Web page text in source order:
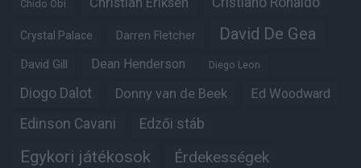
Chido Obi
Crystal Palace Darren Fletcher David De Gea
David Gill Dean Henderson Diego Leon
Diogo Dalot Donny van de Beek Ed Woodward
Edinson Cavani Edzői stáb
Egykori játékosok Érdekességek